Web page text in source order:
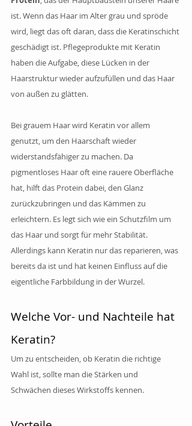
ist. Wenn das Haar im Alter grau und spröde
wird, liegt das oft daran, dass die Keratinschicht
geschädigt ist. Pflegeprodukte mit Keratin
haben die Aufgabe, diese Lücken in der
Haarstruktur wieder aufzufüllen und das Haar
von außen zu glätten.
Bei grauem Haar wird Keratin vor allem
genutzt, um den Haarschaft wieder
widerstandsfähiger zu machen. Da
pigmentloses Haar oft eine rauere Oberfläche
hat, hilft das Protein dabei, den Glanz
zurückzubringen und das Kämmen zu
erleichtern. Es legt sich wie ein Schutzfilm um
das Haar und sorgt für mehr Stabilität.
Allerdings kann Keratin nur das reparieren, was
bereits da ist und hat keinen Einfluss auf die
eigentliche Farbbildung in der Wurzel.
Welche Vor- und Nachteile hat
Keratin?
Um zu entscheiden, ob Keratin die richtige
Wahl ist, sollte man die Stärken und
Schwächen dieses Wirkstoffs kennen.